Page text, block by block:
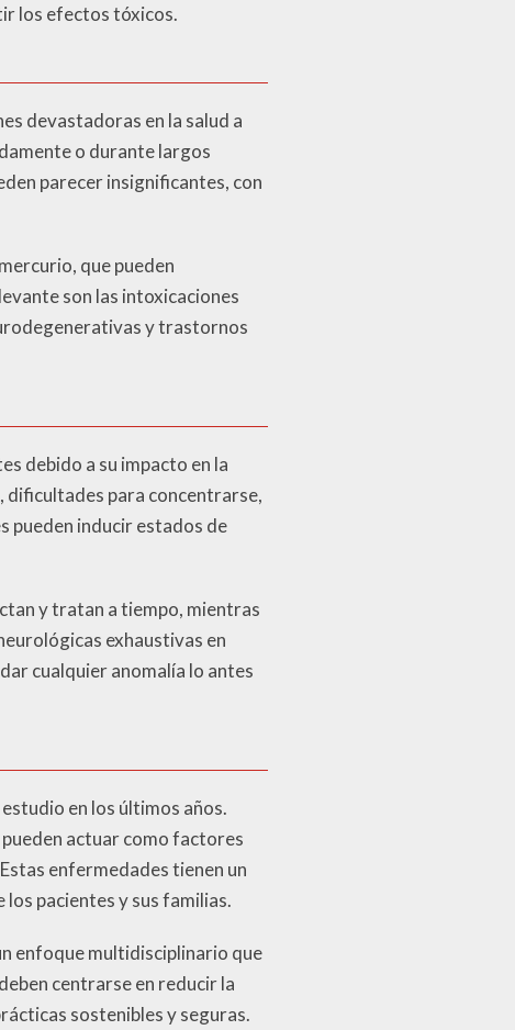
los efectos tóxicos.
devastadoras en la salud a
o durante largos
parecer insignificantes, con
que pueden
son las intoxicaciones
y trastornos
debido a su impacto en la
dificultades para concentrarse,
pueden inducir estados de
y tratan a tiempo, mientras
exhaustivas en
cualquier anomalía lo antes
en los últimos años.
actuar como factores
enfermedades tienen un
pacientes y sus familias.
enfoque multidisciplinario que
centrarse en reducir la
sostenibles y seguras.